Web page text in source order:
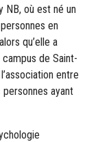
NB, où est né un
en
qu’elle a
de Saint-
entre
ayant